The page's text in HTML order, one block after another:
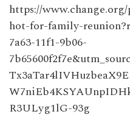
https://
hot-for-family-
7a63-11f1-9b06-
R3ULyg1lG-93g